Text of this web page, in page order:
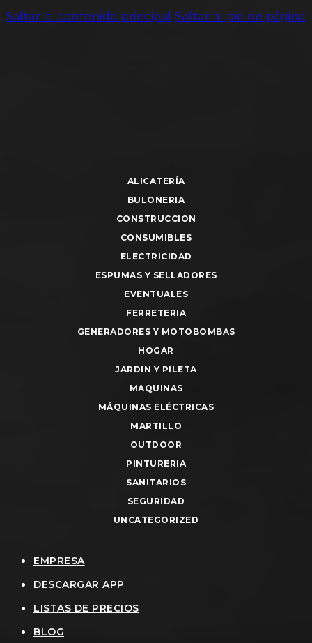
Saltar al contenido principal Saltar al pie de página
ALICATERÍA
BULONERIA
CONSTRUCCION
CONSUMIBLES
ELECTRICIDAD
ESPUMAS Y SELLADORES
EVENTUALES
FERRETERIA
GENERADORES Y MOTOBOMBAS
HOGAR
JARDIN Y PILETA
MAQUINAS
MÁQUINAS ELÉCTRICAS
MARTILLO
OUTDOOR
PINTURERIA
SANITARIOS
SEGURIDAD
UNCATEGORIZED
EMPRESA
DESCARGAR APP
LISTAS DE PRECIOS
BLOG